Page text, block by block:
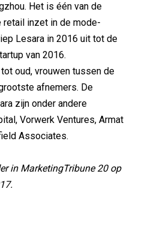
Het is één van de
inzet in de mode-
Lesara in 2016 uit tot de
van 2016.
oud, vrouwen tussen de
afnemers. De
zijn onder andere
Vorwerk Ventures, Armat
Associates.
in MarketingTribune 20 op